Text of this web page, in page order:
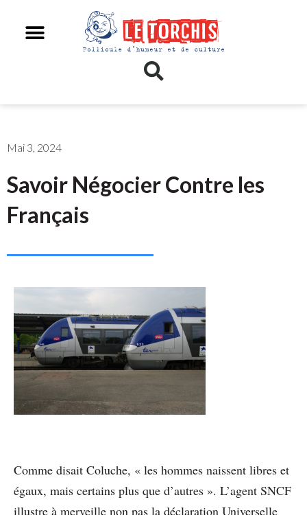
Mai 3, 2024
Savoir Négocier Contre les
Français
Comme disait Coluche, « les hommes naissent libres et
égaux, mais certains plus que d’autres ». L’agent SNCF
illustre à merveille non pas la déclaration Universelle